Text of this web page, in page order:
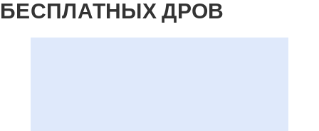
БЕСПЛАТНЫХ ДРОВ